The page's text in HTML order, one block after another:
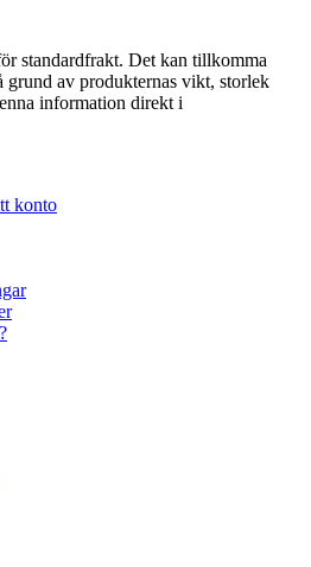
standardfrakt. Det kan tillkomma
grund av produkternas vikt, storlek
information direkt i
konto